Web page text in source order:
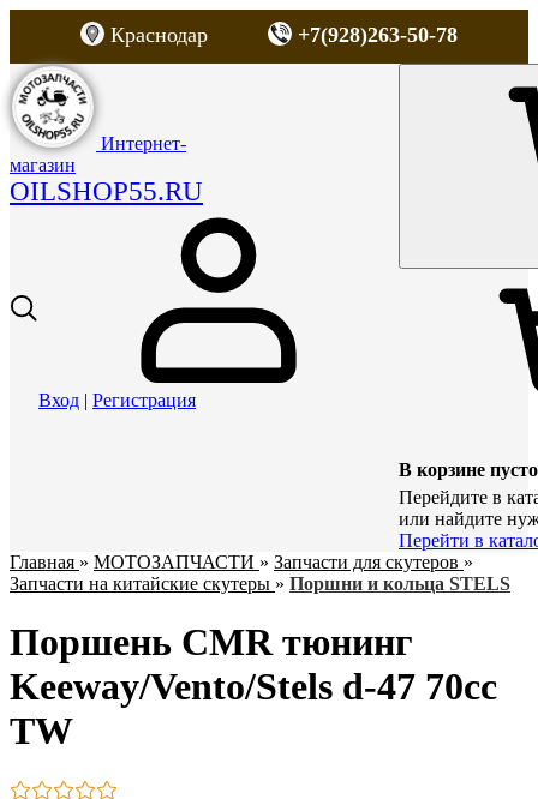
Краснодар +7(928)263-50-78
Интернет-
магазин
OILSHOP55.RU
Вход | Регистрация
В корзине пусто
Перейдите в
или найдите
Перейти в
Главная » МОТОЗАПЧАСТИ » Запчасти для скутеров »
Запчасти на китайские скутеры » Поршни и кольца STELS
Поршень CMR тюнинг
Keeway/Vento/Stels d-47 70cc
TW